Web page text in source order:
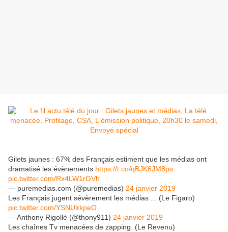
Gilets jaunes : 67% des Français estiment que les médias ont
dramatisé les évènements https://t.co/qBJK6JM8ps
pic.twitter.com/Rx4LW1rGVh
— puremedias.com (@puremedias) 24 janvier 2019
Les Français jugent sévèrement les médias ... (Le Figaro)
pic.twitter.com/YSNUlrkpeO
— Anthony Rigollé (@thony911) 24 janvier 2019
Les chaînes Tv menacées de zapping. (Le Revenu)